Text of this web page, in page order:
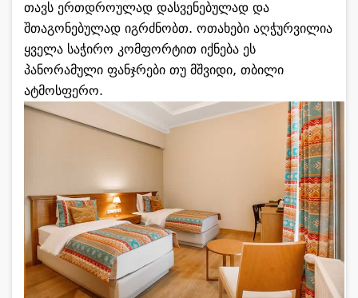
თავს ერთდროულად დასვენებულად და
შთაგონებულად იგრძნობთ. ოთახები აღჭურვილია
ყველა საჭირო კომფორტით იქნება ეს
პანორამული ფანჯრები თუ მშვიდი, თბილი
ატმოსფერო.